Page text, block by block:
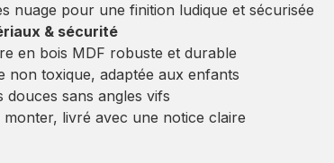
nuage pour une finition ludique et sécurisée
& sécurité
en bois MDF robuste et durable
non toxique, adaptée aux enfants
douces sans angles vifs
monter, livré avec une notice claire